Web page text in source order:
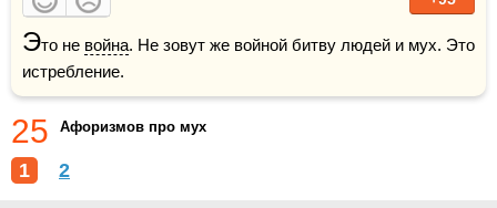
Это не война. Не зовут же войной битву людей и мух. Это
истребление.
25 Афоризмов про мух
1 2